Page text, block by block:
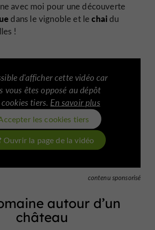
avec moi pour une découverte
dans le vignoble et lechai du
!
d'afficher cette vidéo car
vous êtes opposé au dépôt
tiers. En savoir plus
les cookies tiers
Ouvrir la page de la vidéo
contenu sponsorisé
autour d’un
château